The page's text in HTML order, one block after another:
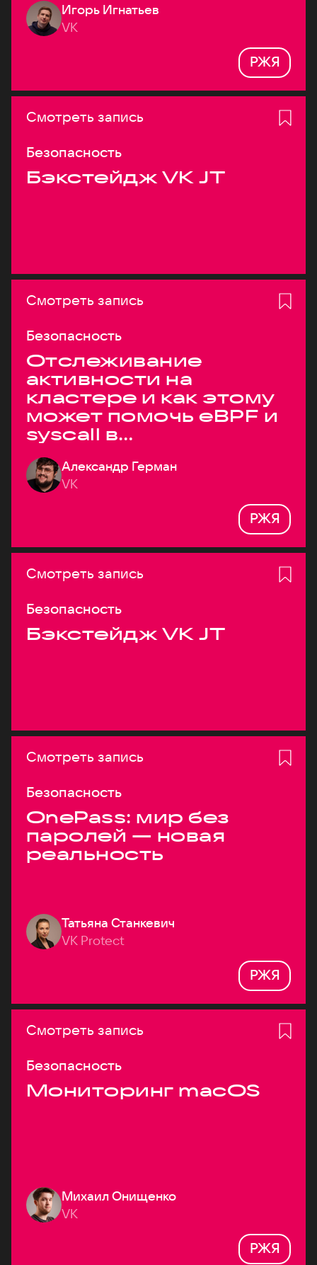
Игорь Игнатьев
VK
РЖЯ
Смотреть запись
Безопасность
Бэкстейдж VK JT
Смотреть запись
Безопасность
Отслеживание
активности на
кластере и как этому
может помочь eBPF и
syscall в
высоконагруженных
системах
Александр Герман
VK
РЖЯ
Смотреть запись
Безопасность
Бэкстейдж VK JT
Смотреть запись
Безопасность
OnePass: мир без
паролей — новая
реальность
Татьяна Станкевич
VK Protect
РЖЯ
Смотреть запись
Безопасность
Мониторинг macOS
Михаил Онищенко
VK
РЖЯ